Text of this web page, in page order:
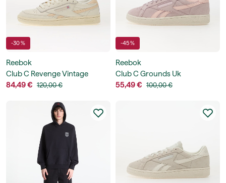
-30 %
Reebok
Club C Revenge Vintage
84,49 € 120,00 €
-45 %
Reebok
Club C Grounds Uk
55,49 € 100,00 €